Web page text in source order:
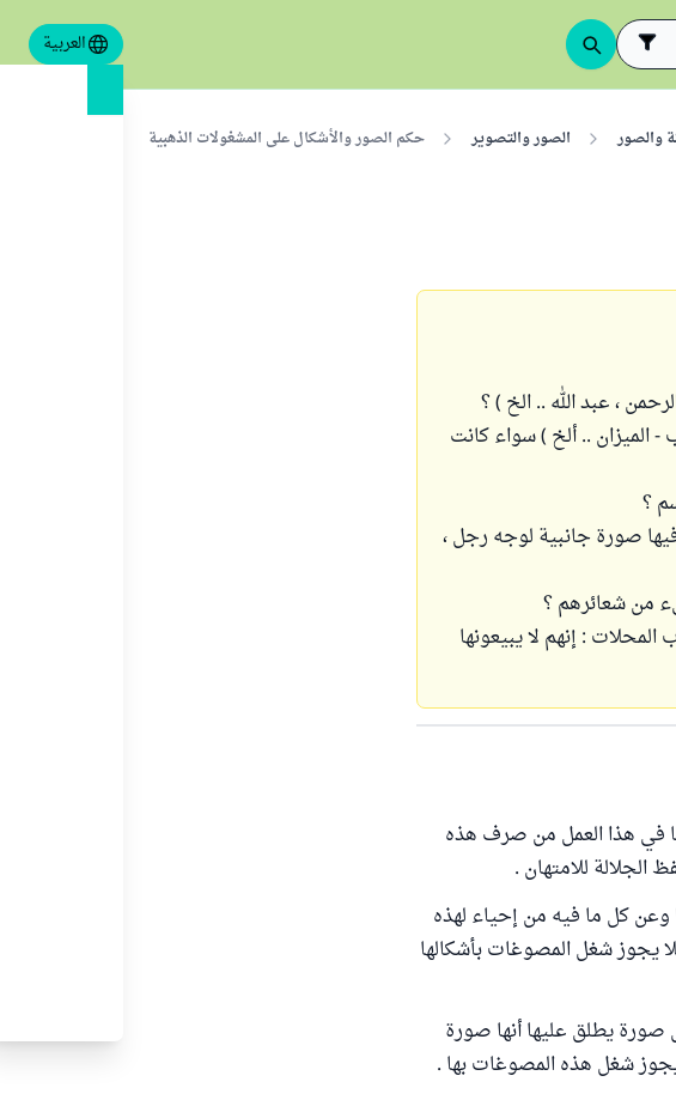
العربية
والصور الصور والتصوير حكم الصور والأشكال على المشغولات الذهبية
، عبد الله .. الخ ) ؟
- الميزان .. ألخ ) سواء كانت
؟
صورة جانبية لوجه رجل ،
من شعائرهم ؟
: إنهم لا يبيعونها
لما في هذا العمل من صرف هذه
للامتهان .
وعن كل ما فيه من إحياء لهذه
يجوز شغل المصوغات بأشكالها
صورة يطلق عليها أنها صورة
شغل هذه المصوغات بها .